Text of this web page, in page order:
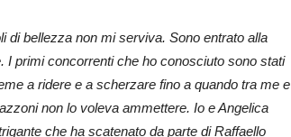
di bellezza non mi serviva. Sono entrato alla
I primi concorrenti che ho conosciuto sono stati
a ridere e a scherzare fino a quando tra me e
non lo voleva ammettere. Io e Angelica
che ha scatenato da parte di Raffaello